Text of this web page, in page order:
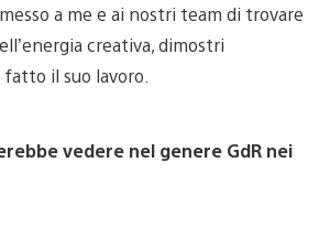
a me e ai nostri team di trovare
creativa, dimostri
il suo lavoro.
vedere nel genere GdR nei